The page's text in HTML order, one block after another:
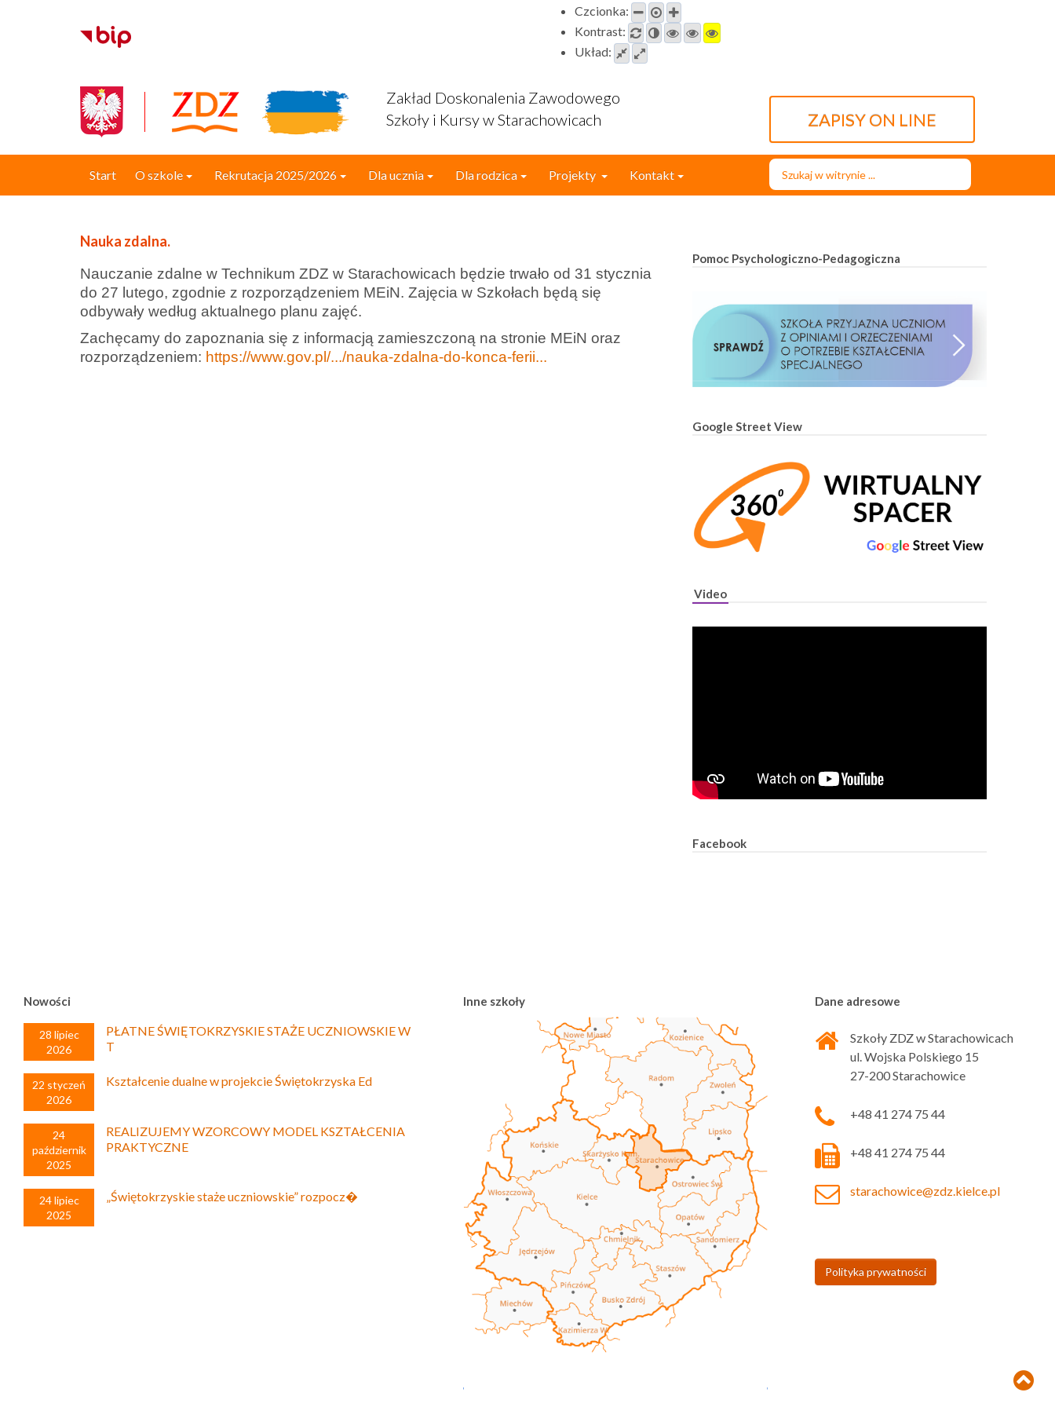
Czcionka:
Kontrast:
Układ:
Zakład Doskonalenia Zawodowego
Szkoły i Kursy w Starachowicach
ZAPISY ON LINE
Start O szkole Rekrutacja 2025/2026 Dla ucznia Dla rodzica Projekty Kontakt
Szukaj...
Nauka zdalna.
Nauczanie zdalne w Technikum ZDZ w Starachowicach będzie trwało od 31 stycznia
do 27 lutego, zgodnie z rozporządzeniem MEiN. Zajęcia w Szkołach będą się
odbywały według aktualnego planu zajęć.
Zachęcamy do zapoznania się z informacją zamieszczoną na stronie MEiN oraz
rozporządzeniem: https://www.gov.pl/.../nauka-zdalna-do-konca-ferii...
Pomoc Psychologiczno-Pedagogiczna
Google Street View
Video
Facebook
Nowości
28 lipiec
2026
PŁATNE ŚWIĘTOKRZYSKIE STAŻE UCZNIOWSKIE W
T
22 styczeń
2026
Kształcenie dualne w projekcie Świętokrzyska Ed
24
październik
2025
REALIZUJEMY WZORCOWY MODEL KSZTAŁCENIA
PRAKTYCZNE
24 lipiec
2025
„Świętokrzyskie staże uczniowskie” rozpocz�
Inne szkoły Dane adresowe
Szkoły ZDZ w Starachowicach
ul. Wojska Polskiego 15
27-200 Starachowice
+48 41 274 75 44
+48 41 274 75 44
starachowice@zdz.kielce.pl
Polityka prywatności